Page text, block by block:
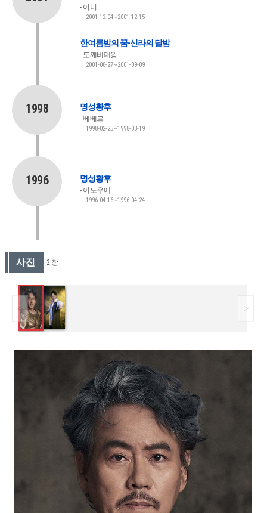
어니
2001-12-04~2001-12-15
한여름밤의 꿈-신라의 달밤
도깨비대왕
2001-08-27~2001-09-09
1998 명성황후
베베르
1998-02-25~1998-03-19
1996 명성황후
이노우에
1996-04-16~1996-04-24
사진 2 장